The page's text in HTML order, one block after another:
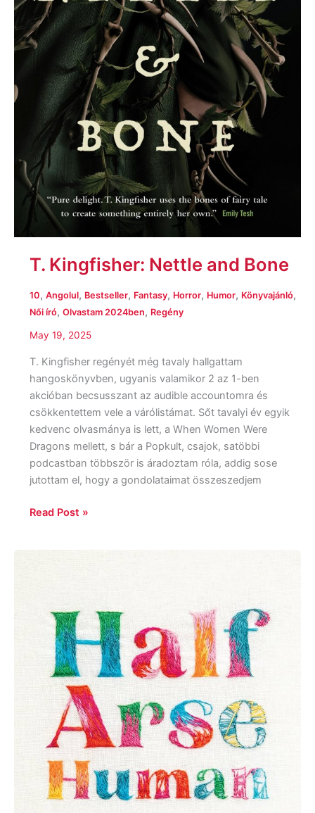
T. Kingfisher: Nettle and Bone
10, Angolul, Bestseller, Fantasy, Horror, Humor, Könyvajánló,
Női író, Olvastam 2024ben, Regény
May 19, 2025
T. Kingfisher regényét még tavaly hallgattam
hangoskönyvben, ugyanis valamikor 2 az 1-ben
akcióban becsusszant az audible accountomra és
csökkentettem vele a várólistámat. Sőt tavalyi év egyik
kedvenc olvasmánya is lett, a When Women Were
Dragons mellett, s bár a Popkult, csajok, satöbbi
podcastban többször is áradoztam róla, addig sose
jutottam el, hogy a gondolataimat összeszedjem
Read Post »
Arse
Human